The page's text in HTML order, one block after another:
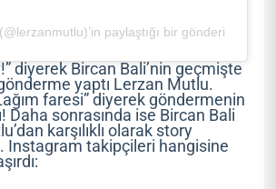
paylaştığı bir gönderi
diyerek Bircan Bali’nin geçmişte
yaptı Lerzan Mutlu.
faresi” diyerek göndermenin
Daha sonrasında ise Bircan Bali
karşılıklı olarak story
Instagram takipçileri hangisine